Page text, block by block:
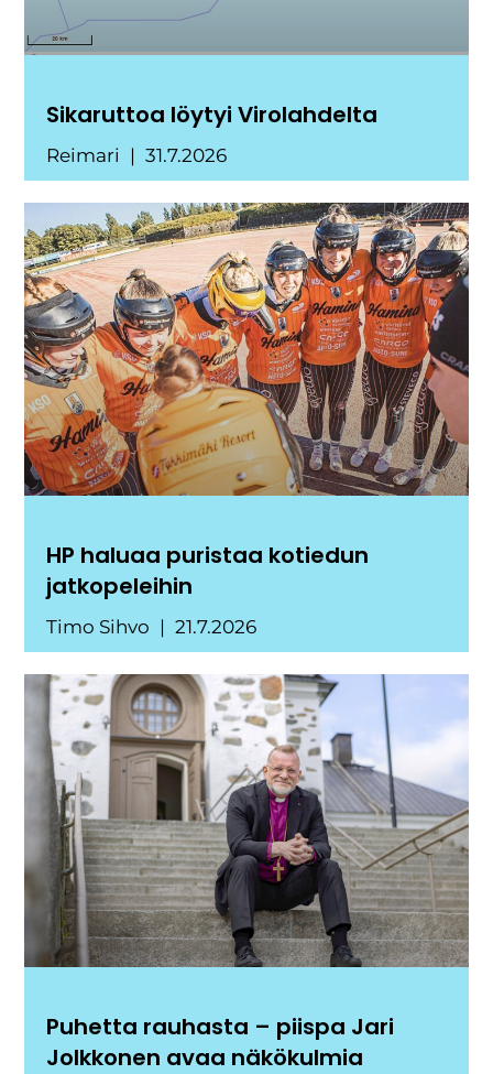
Sikaruttoa löytyi Virolahdelta
Reimari 31.7.2026
HP haluaa puristaa kotiedun
jatkopeleihin
Timo Sihvo 21.7.2026
Puhetta rauhasta – piispa Jari
Jolkkonen avaa näkökulmia